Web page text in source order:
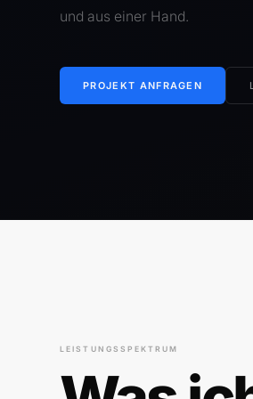
und aus einer Hand.
PROJEKT ANFRAGEN
LEISTUNGSSPEKTRUM